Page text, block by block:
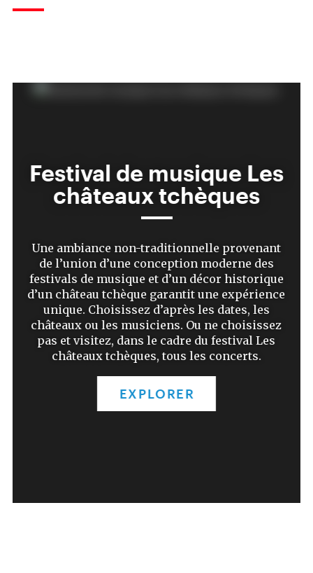
Festival de musique Les
châteaux tchèques
Une ambiance non-traditionnelle provenant
de l’union d’une conception moderne des
festivals de musique et d’un décor historique
d’un château tchèque garantit une expérience
unique. Choisissez d’après les dates, les
châteaux ou les musiciens. Ou ne choisissez
pas et visitez, dans le cadre du festival Les
châteaux tchèques, tous les concerts.
EXPLORER